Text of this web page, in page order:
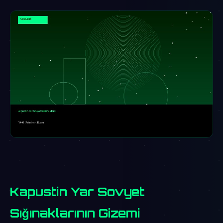
Kapustin Yar Sovyet
Sığınaklarının Gizemi